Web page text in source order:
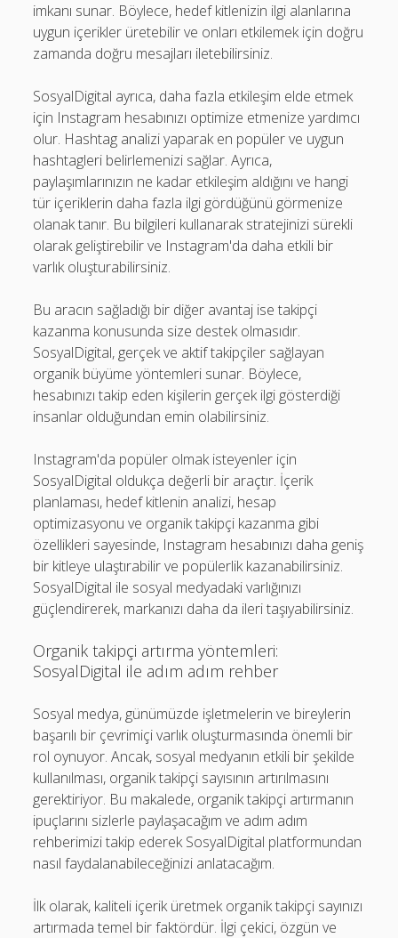
imkanı sunar. Böylece, hedef kitlenizin ilgi alanlarına
uygun içerikler üretebilir ve onları etkilemek için doğru
zamanda doğru mesajları iletebilirsiniz.
SosyalDigital ayrıca, daha fazla etkileşim elde etmek
için Instagram hesabınızı optimize etmenize yardımcı
olur. Hashtag analizi yaparak en popüler ve uygun
hashtagleri belirlemenizi sağlar. Ayrıca,
paylaşımlarınızın ne kadar etkileşim aldığını ve hangi
tür içeriklerin daha fazla ilgi gördüğünü görmenize
olanak tanır. Bu bilgileri kullanarak stratejinizi sürekli
olarak geliştirebilir ve Instagram'da daha etkili bir
varlık oluşturabilirsiniz.
Bu aracın sağladığı bir diğer avantaj ise takipçi
kazanma konusunda size destek olmasıdır.
SosyalDigital, gerçek ve aktif takipçiler sağlayan
organik büyüme yöntemleri sunar. Böylece,
hesabınızı takip eden kişilerin gerçek ilgi gösterdiği
insanlar olduğundan emin olabilirsiniz.
Instagram'da popüler olmak isteyenler için
SosyalDigital oldukça değerli bir araçtır. İçerik
planlaması, hedef kitlenin analizi, hesap
optimizasyonu ve organik takipçi kazanma gibi
özellikleri sayesinde, Instagram hesabınızı daha geniş
bir kitleye ulaştırabilir ve popülerlik kazanabilirsiniz.
SosyalDigital ile sosyal medyadaki varlığınızı
güçlendirerek, markanızı daha da ileri taşıyabilirsiniz.
Organik takipçi artırma yöntemleri:
SosyalDigital ile adım adım rehber
Sosyal medya, günümüzde işletmelerin ve bireylerin
başarılı bir çevrimiçi varlık oluşturmasında önemli bir
rol oynuyor. Ancak, sosyal medyanın etkili bir şekilde
kullanılması, organik takipçi sayısının artırılmasını
gerektiriyor. Bu makalede, organik takipçi artırmanın
ipuçlarını sizlerle paylaşacağım ve adım adım
rehberimizi takip ederek SosyalDigital platformundan
nasıl faydalanabileceğinizi anlatacağım.
İlk olarak, kaliteli içerik üretmek organik takipçi sayınızı
artırmada temel bir faktördür. İlgi çekici, özgün ve